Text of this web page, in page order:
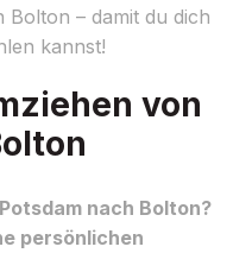
– damit du dich
kannst!
von
nach Bolton?
persönlichen